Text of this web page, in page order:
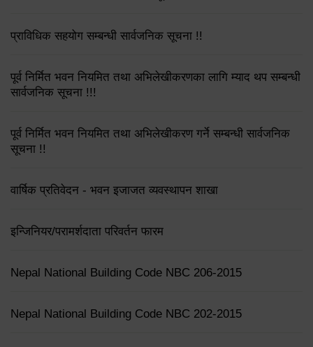
प्राविधिक सहयोग सम्बन्धी सार्वजनिक सूचना !!
पूर्व निर्मित भवन नियमित तथा अभिलेखीकरणका लागि म्याद थप सम्बन्धी
सार्वजनिक सूचना !!!
पूर्व निर्मित भवन नियमित तथा अभिलेखीकरण गर्ने सम्बन्धी सार्वजनिक
सूचना !!
वार्षिक प्रतिवेदन - भवन इजाजत व्यवस्थापन शाखा
इन्जिनियर/परामर्शदाता परिवर्तन फारम
Nepal National Building Code NBC 206-2015
Nepal National Building Code NBC 202-2015